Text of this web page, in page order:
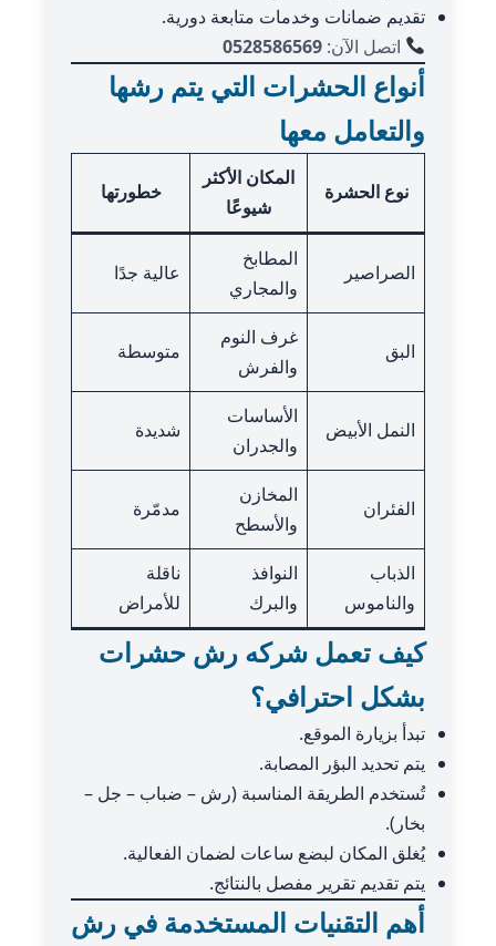
تقديم ضمانات وخدمات متابعة دورية.
اتصل الآن:0528586569
أنواع الحشرات التي يتم رشها
والتعامل معها
نوع الحشرة
المكان الأكثر
شيوعًا
خطورتها
الصراصير
المطابخ
والمجاري
عالية جدًا
البق
غرف النوم
والفرش
متوسطة
النمل الأبيض
الأساسات
والجدران
شديدة
الفئران
المخازن
والأسطح
مدمّرة
الذباب
والناموس
النوافذ
والبرك
ناقلة
للأمراض
كيف تعمل شركه رش حشرات
بشكل احترافي؟
تبدأ بزيارة الموقع.
يتم تحديد البؤر المصابة.
تُستخدم الطريقة المناسبة (رش – ضباب – جل –
بخار).
يُغلق المكان لبضع ساعات لضمان الفعالية.
يتم تقديم تقرير مفصل بالنتائج.
أهم التقنيات المستخدمة في رش